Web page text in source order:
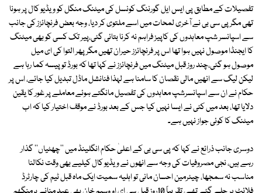
تفصیلات کے مطابق پی ایس ایل گورننگ کونسل کی میٹنگ منگل کو ویڈیو کال پر ہونا
تھی مگر پی سی بی نے آخری لمحات میں اسے ملتوی کر دیا، وجہ بعض فرنچائزز کی جانب
سے اسپانسر شپ معاہدوں کی کاپیز فراہم نہ کرنا بتائی گئی،پیر تک کسی کو بھی میٹنگ
کا ایجنڈا موصول نہیں ہوا تھا اس پر فرنچائزز حیران تھیں مگر پھر التوا کی ای میل
موصول ہو گئی،چند روز قبل میٹنگ میں فرنچائزز نے کہا تھا کہ بورڈ تو پیسہ کما رہا ہے
لیکن لیگ سے انھیں مالی نقصان کا سامنا ہے لہذا فنانشل ماڈل تبدیل کیا جائے، اس پر
حکام نے ان سے اسپانسرشپ معاہدوں کی تفصیل مانگتے ہوئے معاملے پر غور کا یقین
دلایا تھا، بعد میں کئی نے ایسا نہیں کیا جس کے بعد بورڈ نے موقف اختیار کیا کہ اب
میٹنگ کا کوئی جواز نہیں ہے۔
دوسری جانب ذرائع نے کہا کہ پی سی بی کے اعلیٰ حکام انگلینڈ میں ''چھٹیاں'' گذار
رہے ہیں، نجی مصروفیات کی وجہ سے انھوں نے ویڈیو کال کیلیے بھی وقت نکالنا
مناسب نہ سمجھا، چیئرمین احسان مانی تو اہلیہ سمیت ایک ماہ قبل ٹیم کی چارٹرڈ